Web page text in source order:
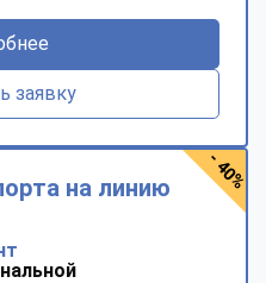
заявку
на линию - 40%